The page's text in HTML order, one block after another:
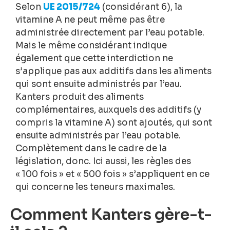
Selon UE 2015/724 (considérant 6), la
vitamine A ne peut même pas être
administrée directement par l’eau potable.
Mais le même considérant indique
également que cette interdiction ne
s’applique pas aux additifs dans les aliments
qui sont ensuite administrés par l’eau.
Kanters produit des aliments
complémentaires, auxquels des additifs (y
compris la vitamine A) sont ajoutés, qui sont
ensuite administrés par l’eau potable.
Complètement dans le cadre de la
législation, donc. Ici aussi, les règles des
« 100 fois » et « 500 fois » s’appliquent en ce
qui concerne les teneurs maximales.
Comment Kanters gère-t-